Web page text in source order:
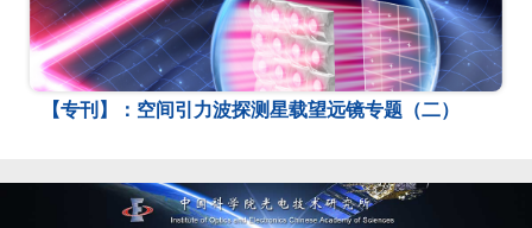
【专刊】：空间引力波探测星载望远镜专题（二）